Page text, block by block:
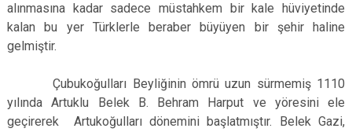
alınmasına kadar sadece müstahkem bir kale hüviyetinde
kalan bu yer Türklerle beraber büyüyen bir şehir haline
gelmiştir.
Çubukoğulları Beyliğinin ömrü uzun sürmemiş 1110
yılında Artuklu Belek B. Behram Harput ve yöresini ele
geçirerek Artukoğulları dönemini başlatmıştır. Belek Gazi,